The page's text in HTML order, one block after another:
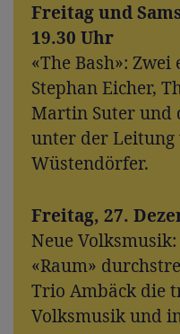
Freitag und
19.30 Uhr
«The Bash»:
Stephan Eicher,
Martin Suter und
unter der Leitung
Wüstendörfer.
Freitag, 27.
Neue
«Raum»
Trio Ambäck die
Volksmusik und